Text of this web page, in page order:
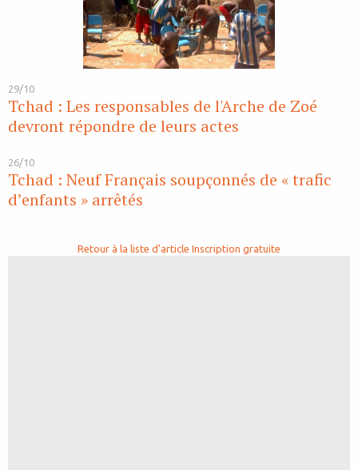
29/10
Tchad : Les responsables de l'Arche de Zoé
devront répondre de leurs actes
26/10
Tchad : Neuf Français soupçonnés de « trafic
d’enfants » arrêtés
Retour à la liste d'article Inscription gratuite